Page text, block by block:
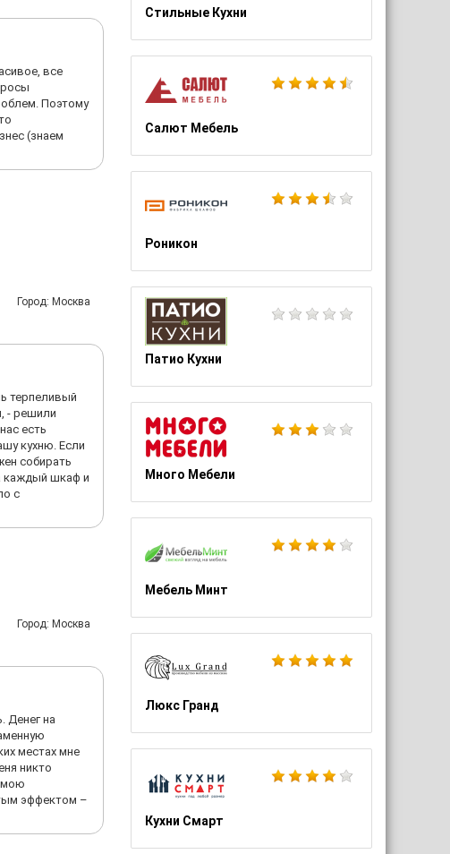
Стильные Кухни
Салют Мебель
Роникон
Патио Кухни
Много Мебели
Мебель Минт
Люкс Гранд
Кухни Смарт
все
Поэтому
(знаем
Город: Москва
терпеливый
- решили
есть
кухню. Если
собирать
каждый шкаф и
с
Город: Москва
Денег на
местах мне
никто
мою
эффектом –